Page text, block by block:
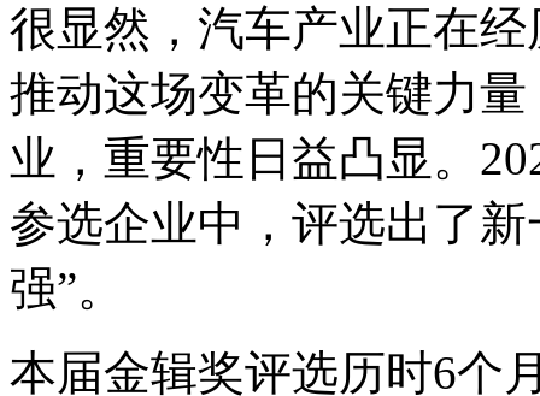
很显然，汽车产业正在
推动这场变革的关键力
业，重要性日益凸显。
参选企业中，评选出了
强”。
本届金辑奖评选历时6个